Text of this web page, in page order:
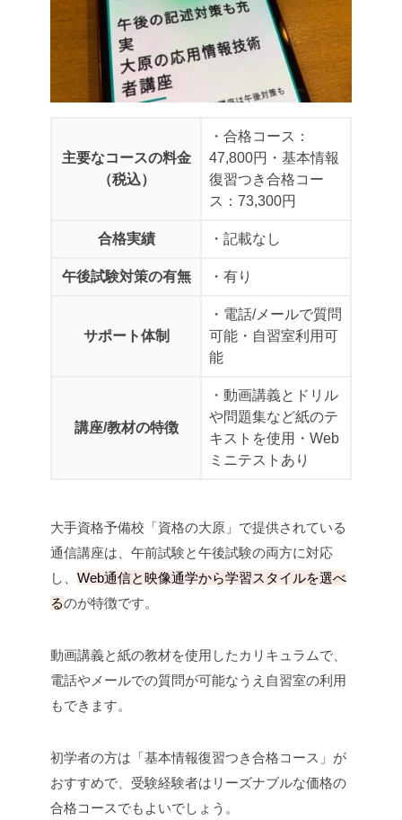
主要なコースの料金
（税込）
・合格コース：
47,800円 ・基本情報
復習つき合格コー
ス：73,300円
合格実績 ・記載なし
午後試験対策の有無 ・有り
サポート体制
・電話/メールで質問
可能 ・自習室利用可
能
講座/教材の特徴
・動画講義とドリル
や問題集など紙のテ
キストを使用 ・Web
ミニテストあり
大手資格予備校「資格の大原」で提供されている
通信講座は、午前試験と午後試験の両方に対応
し、 Web通信と映像通学から学習スタイルを選べ
るのが特徴です。
動画講義と紙の教材を使用したカリキュラムで、
電話やメールでの質問が可能なうえ自習室の利用
もできます。
初学者の方は「基本情報復習つき合格コース」が
おすすめで、受験経験者はリーズナブルな価格の
合格コースでもよいでしょう。